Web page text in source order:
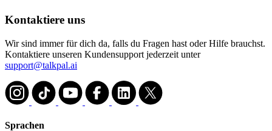
Kontaktiere uns
Wir sind immer für dich da, falls du Fragen hast oder Hilfe brauchst.
Kontaktiere unseren Kundensupport jederzeit unter
support@talkpal.ai
Sprachen